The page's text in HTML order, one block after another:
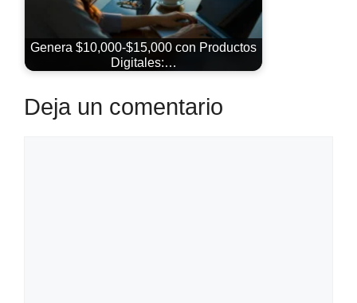
Genera $10,000-$15,000 con Productos
Digitales:…
Deja un comentario